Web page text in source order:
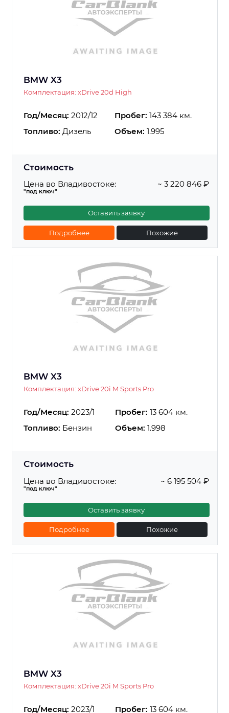
BMW X3
Комплектация: xDrive 20d High
Год/Месяц: 2012/12 Пробег: 143 384 км.
Топливо: Дизель Объем: 1.995
Стоимость
Цена во Владивостоке:
"под ключ"
~ 3 220 846 ₽
Оставить заявку
Подробнее Похожие
BMW X3
Комплектация: xDrive 20i M Sports Pro
Год/Месяц: 2023/1 Пробег: 13 604 км.
Топливо: Бензин Объем: 1.998
Стоимость
Цена во Владивостоке:
"под ключ"
~ 6 195 504 ₽
Оставить заявку
Подробнее Похожие
BMW X3
Комплектация: xDrive 20i M Sports Pro
Год/Месяц: 2023/1 Пробег: 13 604 км.